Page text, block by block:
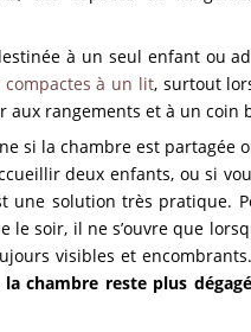
à un seul enfant ou
à un lit, surtout
aux rangements et à un coin
si la chambre est partagée
deux enfants, ou si
une solution très pratique.
le soir, il ne s’ouvre que
visibles et
chambre reste plus